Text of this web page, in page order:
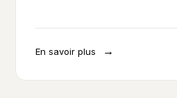
En savoir plus →